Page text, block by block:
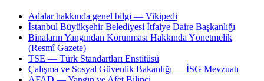
Adalar hakkında genel bilgi — Vikipedi
İstanbul Büyükşehir Belediyesi İtfaiye Daire Başkanlığı
Binaların Yangından Korunması Hakkında Yönetmelik
(Resmî Gazete)
TSE — Türk Standartları Enstitüsü
Çalışma ve Sosyal Güvenlik Bakanlığı — İSG Mevzuatı